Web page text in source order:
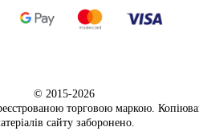
© 2015-2026
торговою маркою.
сайту заборонено.